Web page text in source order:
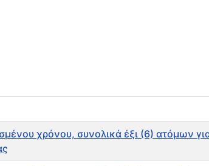
χρόνου, συνολικά έξι (6) ατόμων